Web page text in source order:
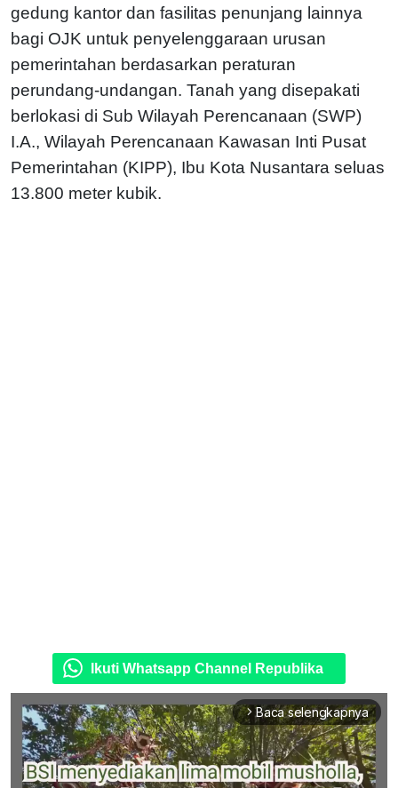
gedung kantor dan fasilitas penunjang lainnya
bagi OJK untuk penyelenggaraan urusan
pemerintahan berdasarkan peraturan
perundang-undangan. Tanah yang disepakati
berlokasi di Sub Wilayah Perencanaan (SWP)
I.A., Wilayah Perencanaan Kawasan Inti Pusat
Pemerintahan (KIPP), Ibu Kota Nusantara seluas
13.800 meter kubik.
Ikuti Whatsapp Channel Republika
arrow_forward_ios Baca selengkapnya